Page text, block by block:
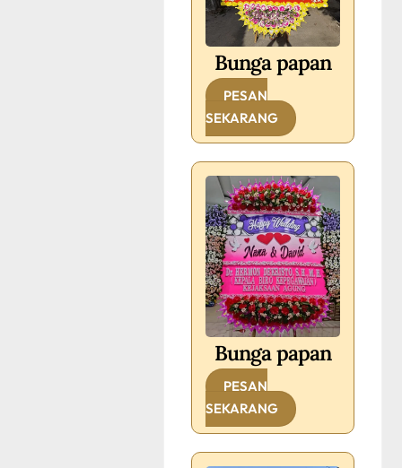
Bunga papan
PESAN
SEKARANG
Bunga papan
PESAN
SEKARANG